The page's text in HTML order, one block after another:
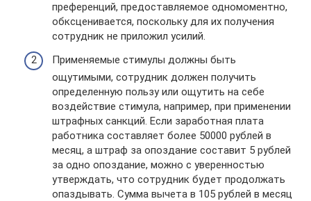
преференций, предоставляемое одномоментно,
обксценивается, поскольку для их получения
сотрудник не приложил усилий.
Применяемые стимулы должны быть
ощутимыми, сотрудник должен получить
определенную пользу или ощутить на себе
воздействие стимула, например, при применении
штрафных санкций. Если заработная плата
работника составляет более 50000 рублей в
месяц, а штраф за опоздание составит 5 рублей
за одно опоздание, можно с уверенностью
утверждать, что сотрудник будет продолжать
опаздывать. Сумма вычета в 105 рублей в месяц